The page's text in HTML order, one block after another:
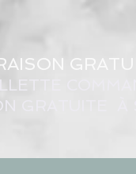
GRATUITE À